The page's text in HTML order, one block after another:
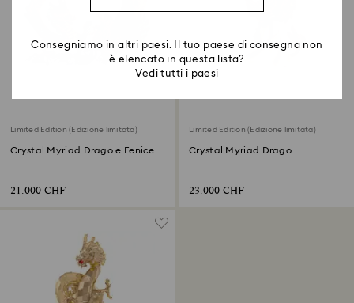
Limited Edition (Edizione limitata)
Crystal Myriad Drago e Fenice
21.000 CHF
Limited Edition (Edizione limitata)
Crystal Myriad Drago
23.000 CHF
Consegniamo in altri paesi. Il tuo paese di consegna non
è elencato in questa lista?
Vedi tutti i paesi